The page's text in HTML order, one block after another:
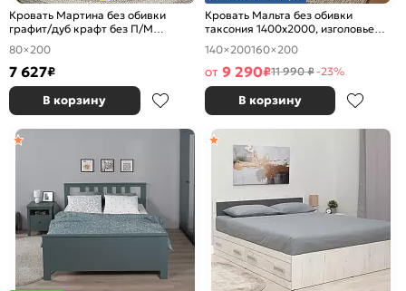
Кровать Мартина без обивки
графит/дуб крафт без П/М
800x2000, изголовье жесткое
80×200
7 627₽
В корзину
Кровать Мальта без обивки
таксония 1400x2000, изголовье
жесткое
140×200160×200
от 9 290₽11 990 ₽-23%
В корзину